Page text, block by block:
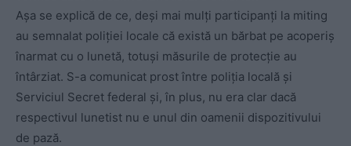
Așa se explică de ce, deși mai mulți participanți la miting
au semnalat poliției locale că există un bărbat pe acoperiș
înarmat cu o lunetă, totuși măsurile de protecție au
întârziat. S-a comunicat prost între poliția locală și
Serviciul Secret federal și, în plus, nu era clar dacă
respectivul lunetist nu e unul din oamenii dispozitivului
de pază.